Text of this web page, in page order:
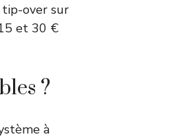
over sur
et 30 €
?
à